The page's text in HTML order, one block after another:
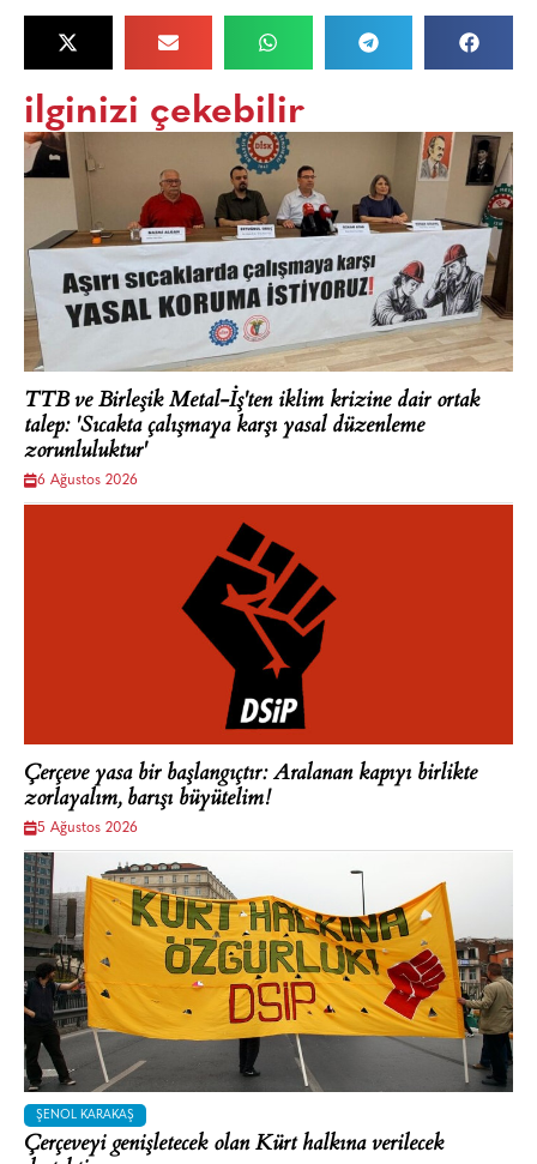
ilginizi çekebilir
TTB ve Birleşik Metal-İş'ten iklim krizine dair ortak
talep: 'Sıcakta çalışmaya karşı yasal düzenleme
zorunluluktur'
6 Ağustos 2026
Çerçeve yasa bir başlangıçtır: Aralanan kapıyı birlikte
zorlayalım, barışı büyütelim!
5 Ağustos 2026
ŞENOL KARAKAŞ
Çerçeveyi genişletecek olan Kürt halkına verilecek